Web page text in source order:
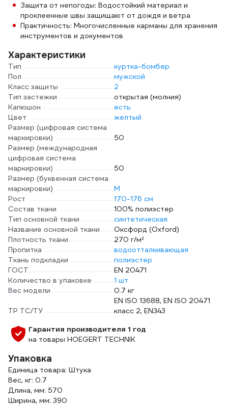
Защита от непогоды: Водостойкий материал и
проклеенные швы защищают от дождя и ветра
Практичность: Многочисленные карманы для хранения
инструментов и документов
Характеристики
Тип
куртка-бомбер
Пол
мужской
Класс защиты
2
Тип застежки
открытая (молния)
Капюшон
есть
Цвет
желтый
Размер (цифровая система
маркировки)
50
Размер (международная
цифровая система
маркировки)
50
Размер (буквенная система
маркировки)
M
Рост
170-176 см
Состав ткани
100% полиэстер
Тип основной ткани
синтетическая
Название основной ткани
Оксфорд (Oxford)
Плотность ткани
270 г/м²
Пропитка
водоотталкивающая
Ткань подкладки
полиэстер
ГОСТ
EN 20471
Количество в упаковке
1 шт
Вес модели
0.7 кг
ТР ТС/ТУ
EN ISO 13688, EN ISO 20471
класс 2, EN343
Гарантия производителя 1 год
на товары HOEGERT TECHNIK
Упаковка
Единица товара: Штука
Вес, кг: 0.7
Длина, мм: 570
Ширина, мм: 390